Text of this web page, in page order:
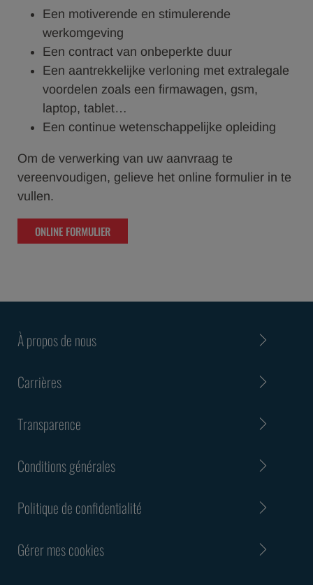
Een motiverende en stimulerende
werkomgeving
Een contract van onbeperkte duur
Een aantrekkelijke verloning met extralegale
voordelen zoals een firmawagen, gsm,
laptop, tablet…
Een continue wetenschappelijke opleiding
Om de verwerking van uw aanvraag te
vereenvoudigen, gelieve het online formulier in te
vullen.
ONLINE FORMULIER
À propos de nous
Carrières
Transparence
Conditions générales
Politique de confidentialité
Gérer mes cookies